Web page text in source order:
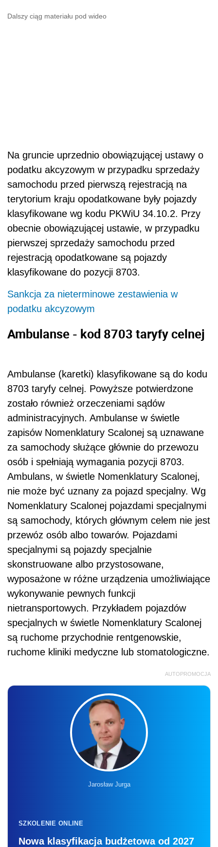
Dalszy ciąg materiału pod wideo
Na gruncie uprzednio obowiązującej ustawy o
podatku akcyzowym w przypadku sprzedaży
samochodu przed pierwszą rejestracją na
terytorium kraju opodatkowane były pojazdy
klasyfikowane wg kodu PKWiU 34.10.2. Przy
obecnie obowiązującej ustawie, w przypadku
pierwszej sprzedaży samochodu przed
rejestracją opodatkowane są pojazdy
klasyfikowane do pozycji 8703.
Sankcja za nieterminowe zestawienia w
podatku akcyzowym
Ambulanse - kod 8703 taryfy celnej
Ambulanse (karetki) klasyfikowane są do kodu
8703 taryfy celnej. Powyższe potwierdzone
zostało również orzeczeniami sądów
administracyjnych. Ambulanse w świetle
zapisów Nomenklatury Scalonej są uznawane
za samochody służące głównie do przewozu
osób i spełniają wymagania pozycji 8703.
Ambulans, w świetle Nomenklatury Scalonej,
nie może być uznany za pojazd specjalny. Wg
Nomenklatury Scalonej pojazdami specjalnymi
są samochody, których głównym celem nie jest
przewóz osób albo towarów. Pojazdami
specjalnymi są pojazdy specjalnie
skonstruowane albo przystosowane,
wyposażone w różne urządzenia umożliwiające
wykonywanie pewnych funkcji
nietransportowych. Przykładem pojazdów
specjalnych w świetle Nomenklatury Scalonej
są ruchome przychodnie rentgenowskie,
ruchome kliniki medyczne lub stomatologiczne.
AUTOPROMOCJA
Jarosław Jurga
SZKOLENIE ONLINE
Nowa klasyfikacja budżetowa od 2027